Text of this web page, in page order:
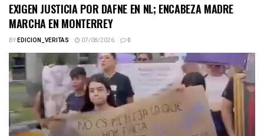
EXIGEN JUSTICIA POR DAFNE EN NL; ENCABEZA MADRE
MARCHA EN MONTERREY
BYEDICION_VERITAS 07/08/2026 0